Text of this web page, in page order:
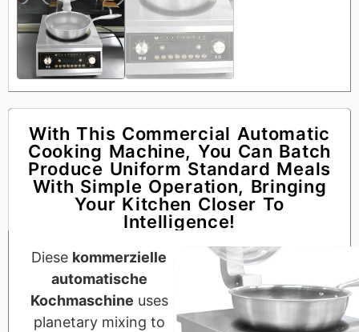
With This Commercial Automatic
Cooking Machine, You Can Batch
Produce Uniform Standard Meals
With Simple Operation, Bringing
Your Kitchen Closer To
Intelligence!
Diese kommerzielle
automatische
Kochmaschine uses
planetary mixing to